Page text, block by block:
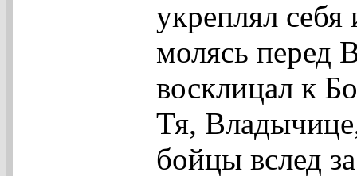
укреплял
молясь перед
восклицал к
Тя,
бойцы вслед